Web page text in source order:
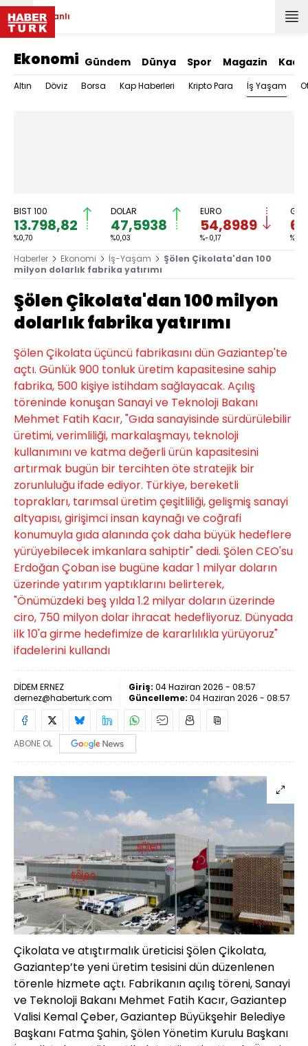
Canlı
Ekonomi Gündem Dünya Spor Magazin
Altın Döviz Borsa Kap Haberleri Kripto Para İş Yaşam
BIST 100
13.798,82
%0,70
DOLAR
47,5938
%0,03
EURO
54,8989
%-0,17 %-
Haberler Ekonomi İş-Yaşam
Şölen Çikolata'dan 100
milyon dolarlık fabrika yatırımı
Şölen Çikolata'dan 100 milyon
dolarlık fabrika yatırımı
Şölen Çikolata üçüncü fabrikasını dün Gaziantep'te
açtı. Günlük 900 tonluk üretim kapasitesine sahip
fabrika, 500 kişiye istihdam sağlayacak. Açılış
töreninde konuşan Sanayi ve Teknoloji Bakanı
Mehmet Fatih Kacır, "Gıda sanayisinde sürdürülebilir
üretimi, verimliliği, markalaşmayı, teknoloji
kullanımını ve katma değerli ürün kapasitesini
artırmak bugün bir tercihten öte stratejik bir
zorunluluğu ifade ediyor. Türkiye, bereketli
toprakları, tarımsal üretim çeşitliliği, gelişmiş sanayi
altyapısı, girişimci insan kaynağı ve coğrafi
konumuyla gıda alanında çok daha büyük hedeflere
yürüyebilecek imkanlara sahiptir" dedi. Şölen CEO'su
Erdoğan Çoban ise bugüne kadar 1 milyar doların
üzerinde yatırım yaptıklarını belirterek,
"Önümüzdeki beş yılda 1.2 milyar doların üzerinde
ciro, 750 milyon dolar ihracat hedefliyoruz. Dünyada
ilk 10'a girme hedefimize de kararlılıkla yürüyoruz"
ifadelerini kullandı
DİDEM ERNEZ
dernez@haberturk.com
Giriş: 04 Haziran 2026 - 08:57
Güncelleme: 04 Haziran 2026 - 08:57
ABONE OL
Çikolata ve atıştırmalık üreticisi Şölen Çikolata,
Gaziantep’te yeni üretim tesisini dün düzenlenen
törenle hizmete açtı. Fabrikanın açılış töreni, Sanayi
ve Teknoloji Bakanı Mehmet Fatih Kacır, Gaziantep
Valisi Kemal Çeber, Gaziantep Büyükşehir Belediye
Başkanı Fatma Şahin, Şölen Yönetim Kurulu Başkanı